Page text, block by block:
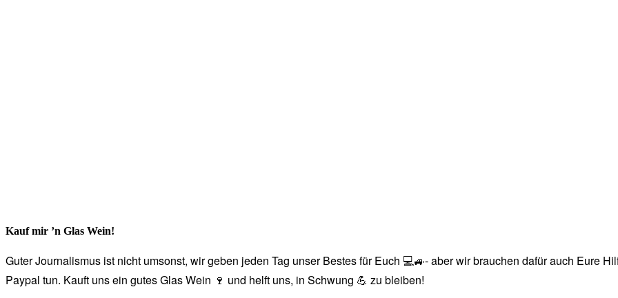
Kauf mir ’n Glas Wein!
Guter Journalismus ist nicht umsonst, wir geben jeden Tag unser Bestes für Euch 💻🚙- aber wir brauchen dafür auch Eure
Paypal tun. Kauft uns ein gutes Glas Wein 🍷 und helft uns, in Schwung 💪 zu bleiben!